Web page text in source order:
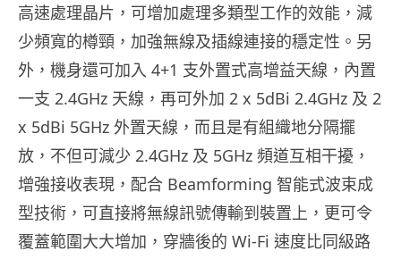
高速處理晶片，可增加處理多類型工作的效能，減
少頻寬的樽頸，加強無線及插線連接的穩定性。另
外，機身還可加入 4+1 支外置式高增益天線，內置
一支 2.4GHz 天線，再可外加 2 x 5dBi 2.4GHz 及 2
x 5dBi 5GHz 外置天線，而且是有組織地分隔擺
放，不但可減少 2.4GHz 及 5GHz 頻道互相干擾，
增強接收表現，配合 Beamforming 智能式波束成
型技術，可直接將無線訊號傳輸到裝置上，更可令
覆蓋範圍大大增加，穿牆後的 Wi-Fi 速度比同級路